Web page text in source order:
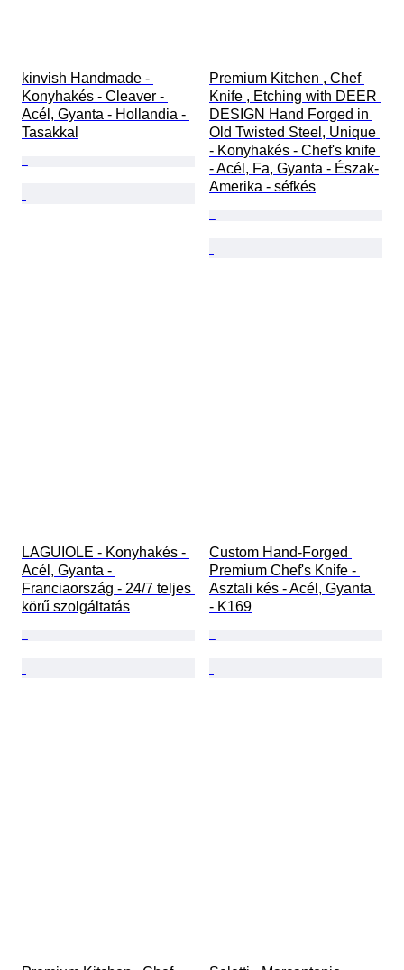
kinvish Handmade -
Konyhakés - Cleaver -
Acél, Gyanta - Hollandia -
Tasakkal
Premium Kitchen , Chef
Knife , Etching with DEER
DESIGN Hand Forged in
Old Twisted Steel, Unique
- Konyhakés - Chef's knife
- Acél, Fa, Gyanta - Észak-
Amerika - séfkés
LAGUIOLE - Konyhakés -
Acél, Gyanta -
Franciaország - 24/7 teljes
körű szolgáltatás
Custom Hand-Forged
Premium Chef's Knife -
Asztali kés - Acél, Gyanta
- K169